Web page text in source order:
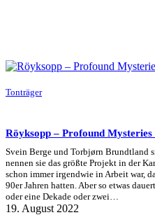
Tonträger
Röyksopp – Profound
Svein Berge und Torbjørn Brundtland
nennen sie das größte Projekt in der
schon immer irgendwie in Arbeit war,
90er Jahren hatten. Aber so etwas
oder eine Dekade oder zwei…
19. August 2022